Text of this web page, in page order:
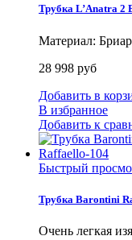
Трубка L’Anatra 2
Материал:
28 998 руб
Добавить в
В избранное
Добавить к
Быстрый
Трубка Barontini
Очень легкая